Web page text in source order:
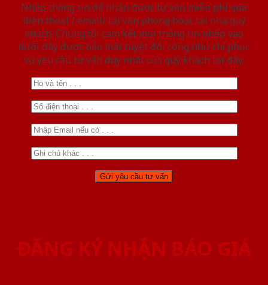
Nhập thông tin để nhận được tư vấn miễn phí qua
điện thoại / email/ tại văn phòng hoặc tại nhà quý
khách. Chúng tôi cam kết mọi thông tin nhập vào
dưới đây được bảo mật tuyệt đối cũng như chỉ phục
vụ yêu cầu tư vấn duy nhất của quý khách tại đây.
ĐĂNG KÝ NHẬN BÁO GIÁ